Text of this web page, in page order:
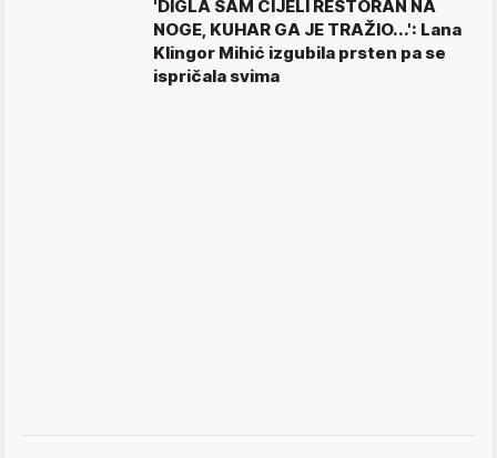
'DIGLA SAM CIJELI RESTORAN NA
NOGE, KUHAR GA JE TRAŽIO...': Lana
Klingor Mihić izgubila prsten pa se
ispričala svima